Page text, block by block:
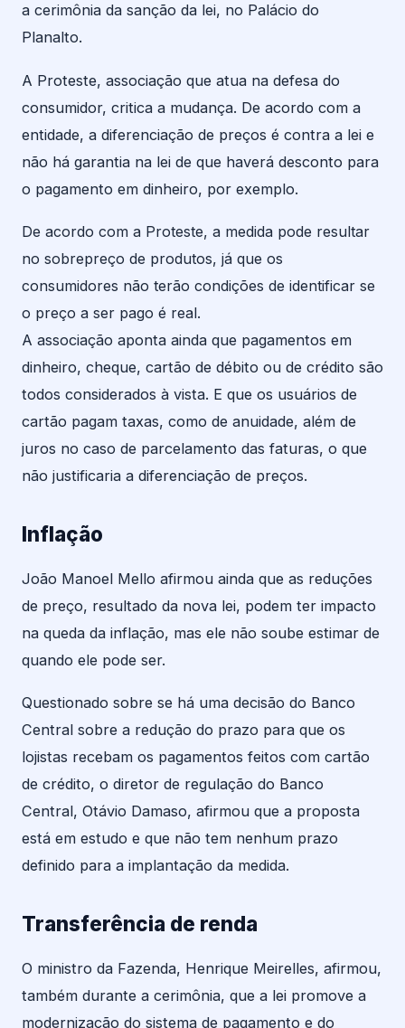
a cerimônia da sanção da lei, no Palácio do
Planalto.
A Proteste, associação que atua na defesa do
consumidor, critica a mudança. De acordo com a
entidade, a diferenciação de preços é contra a lei e
não há garantia na lei de que haverá desconto para
o pagamento em dinheiro, por exemplo.
De acordo com a Proteste, a medida pode resultar
no sobrepreço de produtos, já que os
consumidores não terão condições de identificar se
o preço a ser pago é real.
A associação aponta ainda que pagamentos em
dinheiro, cheque, cartão de débito ou de crédito são
todos considerados à vista. E que os usuários de
cartão pagam taxas, como de anuidade, além de
juros no caso de parcelamento das faturas, o que
não justificaria a diferenciação de preços.
Inflação
João Manoel Mello afirmou ainda que as reduções
de preço, resultado da nova lei, podem ter impacto
na queda da inflação, mas ele não soube estimar de
quando ele pode ser.
Questionado sobre se há uma decisão do Banco
Central sobre a redução do prazo para que os
lojistas recebam os pagamentos feitos com cartão
de crédito, o diretor de regulação do Banco
Central, Otávio Damaso, afirmou que a proposta
está em estudo e que não tem nenhum prazo
definido para a implantação da medida.
Transferência de renda
O ministro da Fazenda, Henrique Meirelles, afirmou,
também durante a cerimônia, que a lei promove a
modernização do sistema de pagamento e do